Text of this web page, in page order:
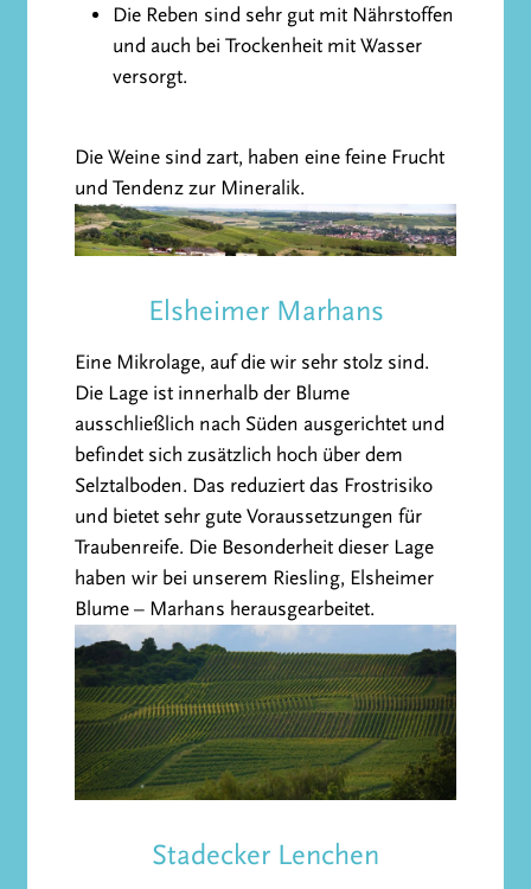
Die Reben sind sehr gut mit Nährstoffen
und auch bei Trockenheit mit Wasser
versorgt.
Die Weine sind zart, haben eine feine Frucht
und Tendenz zur Mineralik.
Elsheimer Marhans
Eine Mikrolage, auf die wir sehr stolz sind.
Die Lage ist innerhalb der Blume
ausschließlich nach Süden ausgerichtet und
befindet sich zusätzlich hoch über dem
Selztalboden. Das reduziert das Frostrisiko
und bietet sehr gute Voraussetzungen für
Traubenreife. Die Besonderheit dieser Lage
haben wir bei unserem Riesling, Elsheimer
Blume – Marhans herausgearbeitet.
Stadecker Lenchen